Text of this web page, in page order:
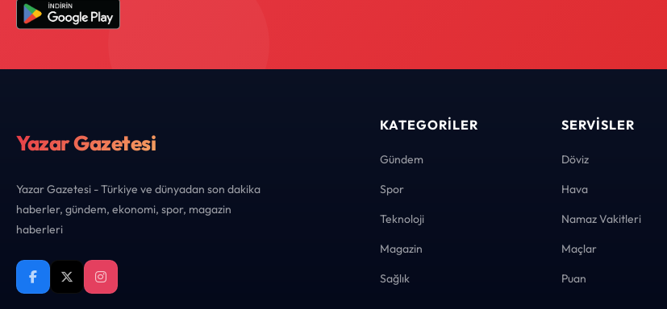
Yazar Gazetesi
Yazar Gazetesi - Türkiye ve dünyadan son dakika
haberler, gündem, ekonomi, spor, magazin
haberleri
KATEGORILER
Gündem
Spor
Teknoloji
Magazin
Sağlık
SERVISLER
Döviz
Hava
Namaz Vakitleri
Maçlar
Puan